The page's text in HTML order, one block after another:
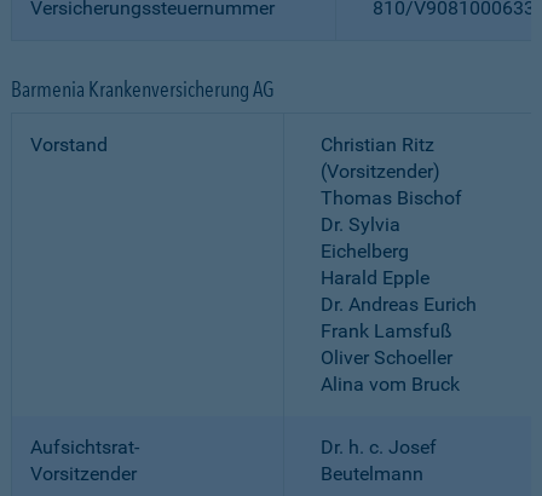
Versicherungssteuernummer 810/
Barmenia Krankenversicherung AG
Vorstand
Christian Ritz
(Vorsitzender)
Thomas Bischof
Dr. Sylvia
Eichelberg
Harald Epple
Dr. Andreas Eurich
Frank Lamsfuß
Oliver Schoeller
Alina vom Bruck
Aufsichtsrat-
Vorsitzender
Dr. h. c. Josef
Beutelmann